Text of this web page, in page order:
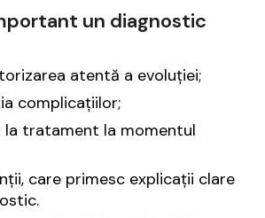
un diagnostic
atentă a evoluției;
complicațiilor;
la tratament la momentul
care primesc explicații clare